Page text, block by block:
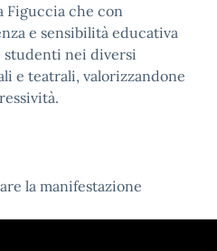
Figuccia che con
e sensibilità educativa
studenti nei diversi
e teatrali, valorizzandone
la manifestazione